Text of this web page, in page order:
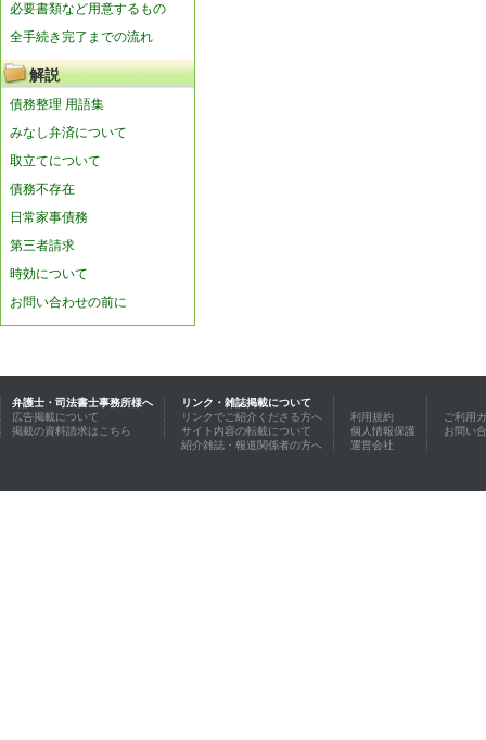
必要書類など用意するもの
全手続き完了までの流れ
解説
債務整理 用語集
みなし弁済について
取立てについて
債務不存在
日常家事債務
第三者請求
時効について
お問い合わせの前に
弁護士・司法書士事務所様へ
広告掲載について
掲載の資料請求はこちら
リンク・雑誌掲載について
リンクでご紹介くださる方へ
サイト内容の転載について
紹介雑誌・報道関係者の方へ
利用規約
個人情報保護
運営会社
ご利用
お問い